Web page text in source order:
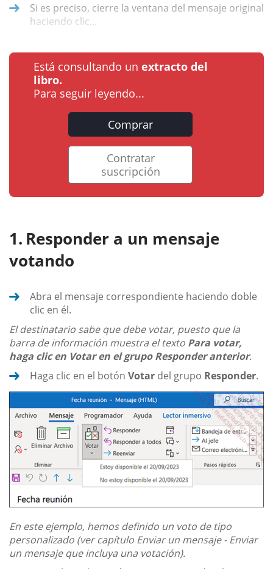
Si es preciso, cierre la ventana del mensaje original
haciendo clic...
Está consultando un extracto del
libro.
Para seguir leyendo...
Comprar
Contratar
suscripción
Responder a un mensaje
votando
Abra el mensaje correspondiente haciendo doble
clic en él.
El destinatario sabe que debe votar, puesto que la
barra de información muestra el texto Para votar,
haga clic en Votar en el grupo Responder anterior.
Haga clic en el botón Votar del grupo Responder.
En este ejemplo, hemos definido un voto de tipo
personalizado (ver capítulo Enviar un mensaje - Enviar
un mensaje que incluya una votación).